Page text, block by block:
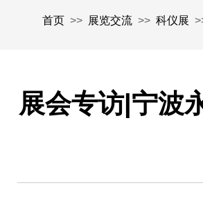
首页 >> 展览交流 >> 科仪展
展会专访|宁波